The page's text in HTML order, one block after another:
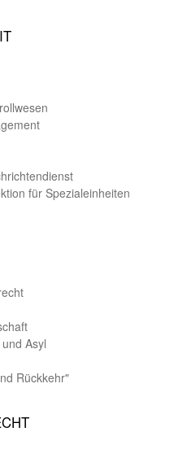
für Spezialeinheiten
Asyl
Rückkehr"